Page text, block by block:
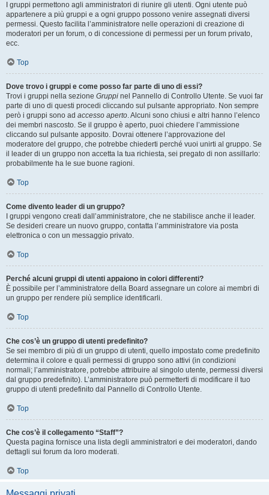
I gruppi permettono agli amministratori di riunire gli utenti. Ogni utente può
appartenere a più gruppi e a ogni gruppo possono venire assegnati diversi
permessi. Questo facilita l’amministratore nelle operazioni di creazione di
moderatori per un forum, o di concessione di permessi per un forum privato,
ecc.
Top
Dove trovo i gruppi e come posso far parte di uno di essi?
Trovi i gruppi nella sezione Gruppi nel Pannello di Controllo Utente. Se vuoi far
parte di uno di questi procedi cliccando sul pulsante appropriato. Non sempre
però i gruppi sono ad accesso aperto. Alcuni sono chiusi e altri hanno l’elenco
dei membri nascosto. Se il gruppo è aperto, puoi chiedere l’ammissione
cliccando sul pulsante apposito. Dovrai ottenere l’approvazione del
moderatore del gruppo, che potrebbe chiederti perché vuoi unirti al gruppo. Se
il leader di un gruppo non accetta la tua richiesta, sei pregato di non assillarlo:
probabilmente ha le sue buone ragioni.
Top
Come divento leader di un gruppo?
I gruppi vengono creati dall’amministratore, che ne stabilisce anche il leader.
Se desideri creare un nuovo gruppo, contatta l’amministratore via posta
elettronica o con un messaggio privato.
Top
Perché alcuni gruppi di utenti appaiono in colori differenti?
È possibile per l’amministratore della Board assegnare un colore ai membri di
un gruppo per rendere più semplice identificarli.
Top
Che cos’è un gruppo di utenti predefinito?
Se sei membro di più di un gruppo di utenti, quello impostato come predefinito
determina il colore e quali permessi di gruppo sono attivi (in condizioni
normali; l’amministratore, potrebbe attribuire al singolo utente, permessi diversi
dal gruppo predefinito). L’amministratore può permetterti di modificare il tuo
gruppo di utenti predefinito dal Pannello di Controllo Utente.
Top
Che cos’è il collegamento “Staff”?
Questa pagina fornisce una lista degli amministratori e dei moderatori, dando
dettagli sui forum da loro moderati.
Top